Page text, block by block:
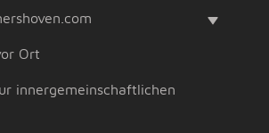
Ort
innergemeinschaftlichen